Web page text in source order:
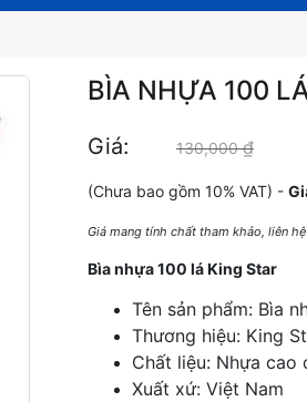
BÌA NHỰA 100
Giá: 130,000₫
(Chưa bao gồm 10% VAT) -
Giá mang tính chất tham khảo, liên
Bìa nhựa 100 lá King Star
Tên sản phẩm: Bìa
Thương hiệu: King
Chất liệu: Nhựa cao
Xuất xứ: Việt Nam